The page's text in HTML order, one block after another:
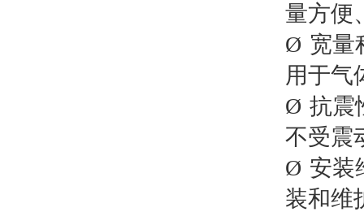
量方便
Ø 宽量
用于气
Ø 抗震
不受震
Ø 安装
装和维